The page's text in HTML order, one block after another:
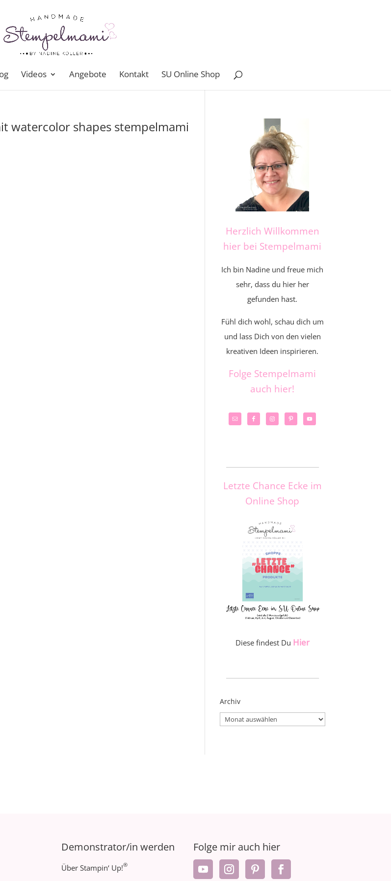
Videos Angebote Kontakt SU Online Shop
watercolor shapes stempelmami
Herzlich Willkommen
hier bei Stempelmami
Ich bin Nadine und freue mich
sehr, dass du hier her
gefunden hast.
Fühl dich wohl, schau dich um
und lass Dich von den vielen
kreativen Ideen inspirieren.
Folge Stempelmami
auch hier!
Letzte Chance Ecke im
Online Shop
Diese findest Du Hier
Archiv
Archiv
Demonstrator/in werden
Über Stampin‘ Up!®
Folge mir auch hier